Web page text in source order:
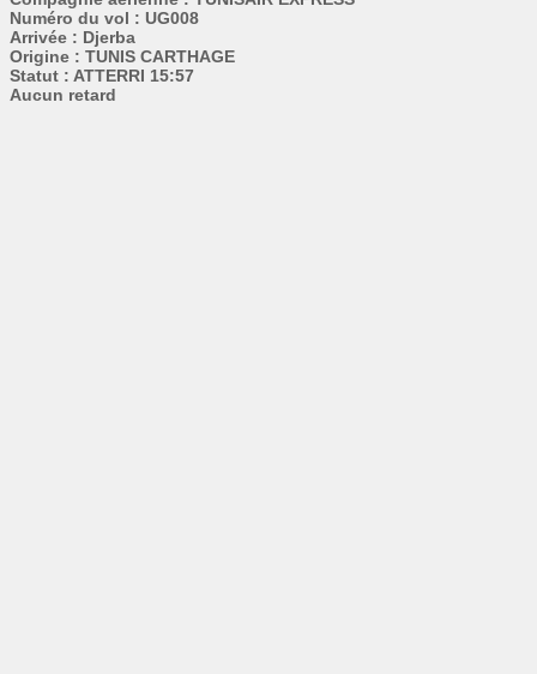
Numéro du vol : UG008
Arrivée : Djerba
Origine : TUNIS CARTHAGE
Statut : ATTERRI 15:57
Aucun retard